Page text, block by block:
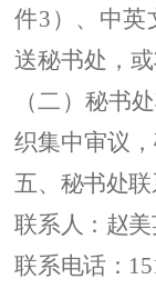
件3）、中英
送秘书处，
（二） 秘书
织集中审议
五、 秘书处
联系人：赵
联系电话：